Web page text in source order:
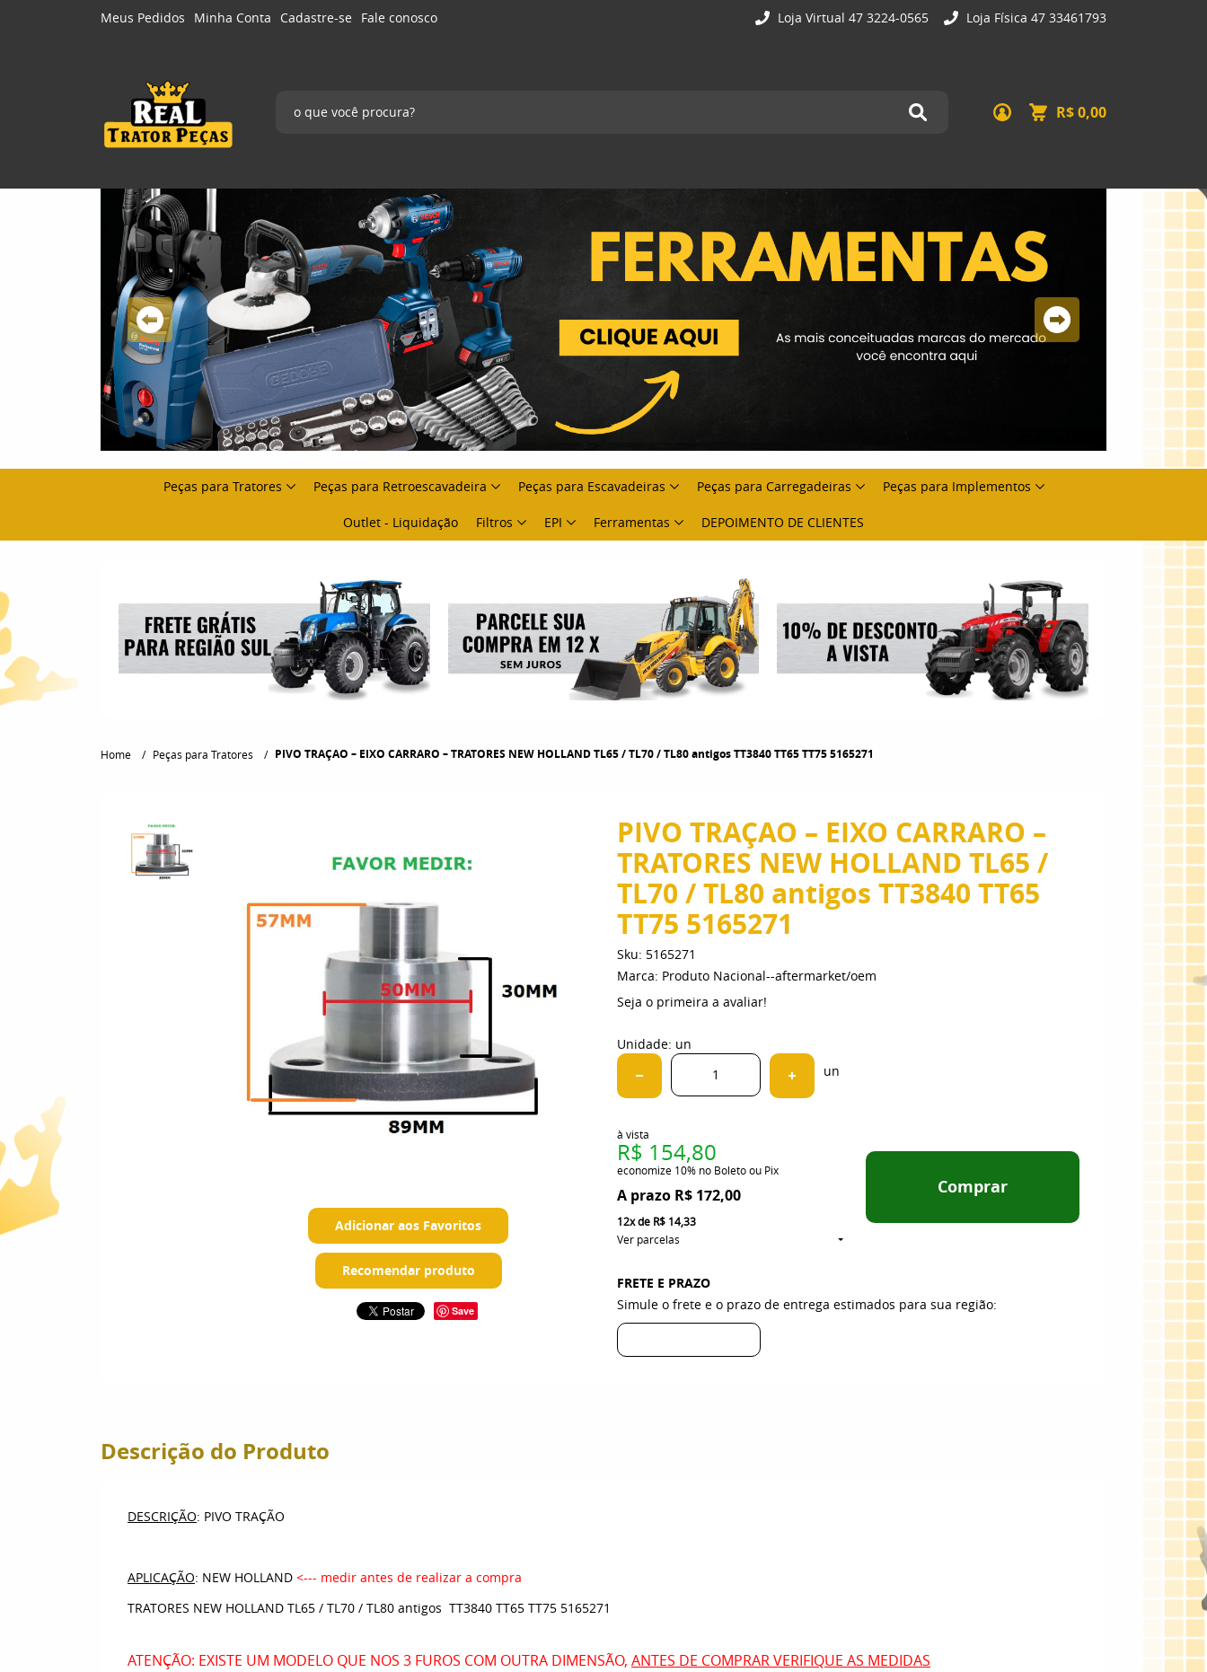
Meus Pedidos Minha Conta Cadastre-se Fale conosco Loja Virtual 47 3224-0565 Loja Física 47 33461793
R$ 0,00
Peças para Tratores Peças para Retroescavadeira Peças para Escavadeiras Peças para Carregadeiras Peças para Implementos
Outlet - Liquidação Filtros EPI Ferramentas DEPOIMENTO DE CLIENTES
Home Peças para Tratores PIVO TRAÇAO – EIXO CARRARO – TRATORES NEW HOLLAND TL65 / TL70 / TL80 antigos TT3840 TT65 TT75 5165271
Adicionar aos Favoritos
Recomendar produto
Save
PIVO TRAÇAO – EIXO CARRARO –
TRATORES NEW HOLLAND TL65 /
TL70 / TL80 antigos TT3840 TT65
TT75 5165271
Sku: 5165271
Marca: Produto Nacional--aftermarket/oem
Seja o primeira a avaliar!
Unidade: un
un
R$ 172,00
à vista
R$ 154,80
economize 10% no Boleto ou Pix
12xde R$ 14,33
Ver parcelas
Comprar
FRETE E PRAZO
Simule o frete e o prazo de entrega estimados para sua região:
Descrição do Produto
DESCRIÇÃO: PIVO TRAÇÃO
APLICAÇÃO: NEW HOLLAND <--- medir antes de realizar a compra
TRATORES NEW HOLLAND TL65 / TL70 / TL80 antigos TT3840 TT65 TT75 5165271
ATENÇÃO: EXISTE UM MODELO QUE NOS 3 FUROS COM OUTRA DIMENSÃO, ANTES DE COMPRAR VERIFIQUE AS MEDIDAS